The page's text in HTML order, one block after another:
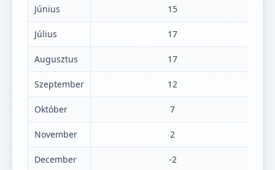
Június 15
Július 17
Augusztus 17
Szeptember 12
Október 7
November 2
December -2